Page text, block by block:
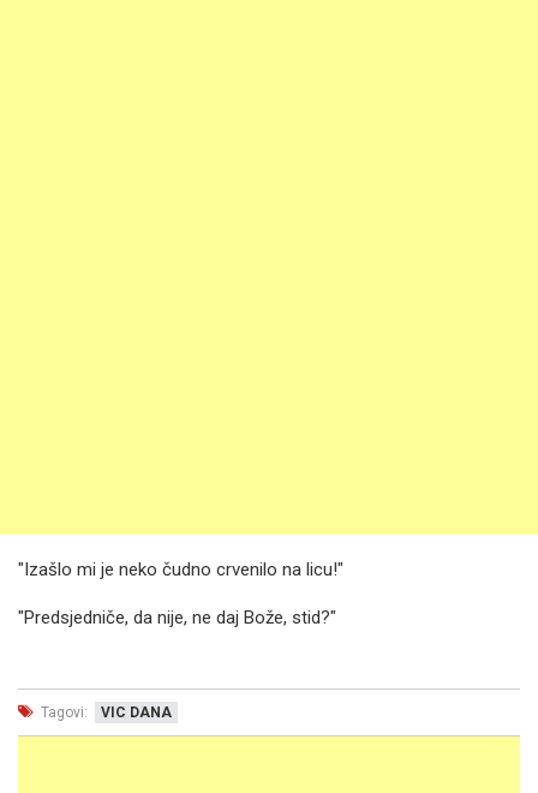
"Izašlo mi je neko čudno crvenilo na licu!"
"Predsjedniče, da nije, ne daj Bože, stid?"
Tagovi: VIC DANA